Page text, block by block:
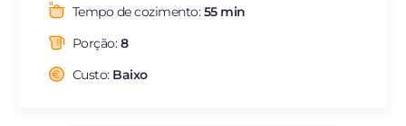
NL
Tempo de cozimento:55 min
Porção:8
Custo: Baixo